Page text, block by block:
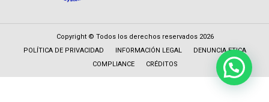
Copyright © Todos los derechos reservados 2026
POLÍTICA DE PRIVACIDAD
INFORMACIÓN LEGAL
DENUNCIA ETICA
COMPLIANCE
CRÉDITOS